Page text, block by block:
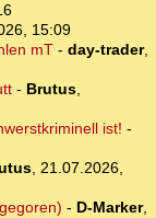
15:09
mT- day-trader,
- Brutus,
ist! -
, 21.07.2026,
- D-Marker,